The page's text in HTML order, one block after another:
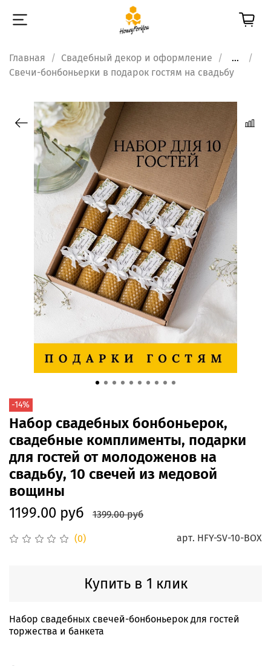
Главная Свадебный декор и оформление
...
Свечи-бонбоньерки в подарок гостям на свадьбу
-14%
(0) арт. HFY-SV-10-BOX
Набор свадебных бонбоньерок,
свадебные комплименты, подарки
для гостей от молодоженов на
свадьбу, 10 свечей из медовой
вощины
1199.00 руб
1399.00 руб
Купить в 1 клик
Набор свадебных свечей-бонбоньерок для гостей
торжества и банкета